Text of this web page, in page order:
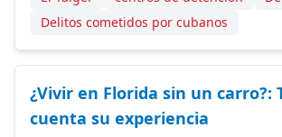
Delitos cometidos por cubanos
¿Vivir en Florida sin un carro?:
cuenta su experiencia